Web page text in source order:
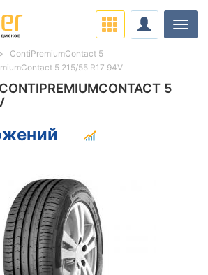
5
ContiPremiumContact 5
5 215/55 R17 94V